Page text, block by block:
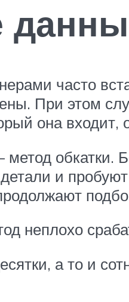
часто
При этом
она входит,
обкатки.
и
неплохо
а то и